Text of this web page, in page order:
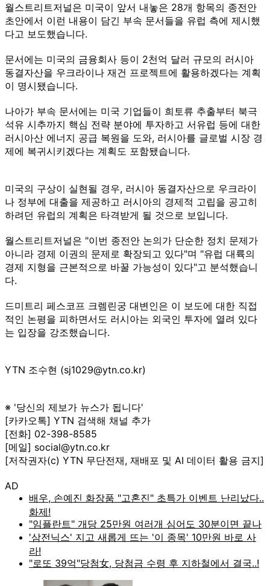
월스트리트저널은 미국이 앞서 내놓은 28개 항목의 종전안
초안에서 이런 내용이 담긴 부속 문서들을 유럽 측에 제시했
다고 보도했습니다.
문서에는 미국의 금융회사 등이 2천억 달러 규모의 러시아
동결자산을 우크라이나 재건 프로젝트에 활용하겠다는 계획
이 명시됐습니다.
나아가 부속 문서에는 미국 기업들이 희토류 추출부터 북극
석유 시추까지 핵심 전략 분야에 투자하고 서유럽 등에 대한
러시아산 에너지 공급 복원을 도와, 러시아를 글로벌 시장 경
제에 복귀시키겠다는 계획도 포함됐습니다.
미국의 구상이 실현될 경우, 러시아 동결자산으로 우크라이
나 정부에 대출을 제공하고 러시아의 경제적 고립을 공고히
하려던 유럽의 계획은 타격받게 될 것으로 보입니다.
월스트리트저널은 "이번 종전안 논의가 단순한 정치 문제가
아니라 경제 이권의 문제로 확장되고 있다"며 "유럽 대륙의
경제 지형을 근본적으로 바꿀 가능성이 있다"고 분석했습니
다.
드미트리 페스코프 크렘린궁 대변인은 이 보도에 대한 직접
적인 논평을 피하면서도 러시아는 외국인 투자에 열려 있다
는 입장을 강조했습니다.
YTN 조수현 (sj1029@ytn.co.kr)
※ '당신의 제보가 뉴스가 됩니다'
[카카오톡] YTN 검색해 채널 추가
[전화] 02-398-8585
[메일] social@ytn.co.kr
[저작권자(c) YTN 무단전재, 재배포 및 AI 데이터 활용 금지]
AD